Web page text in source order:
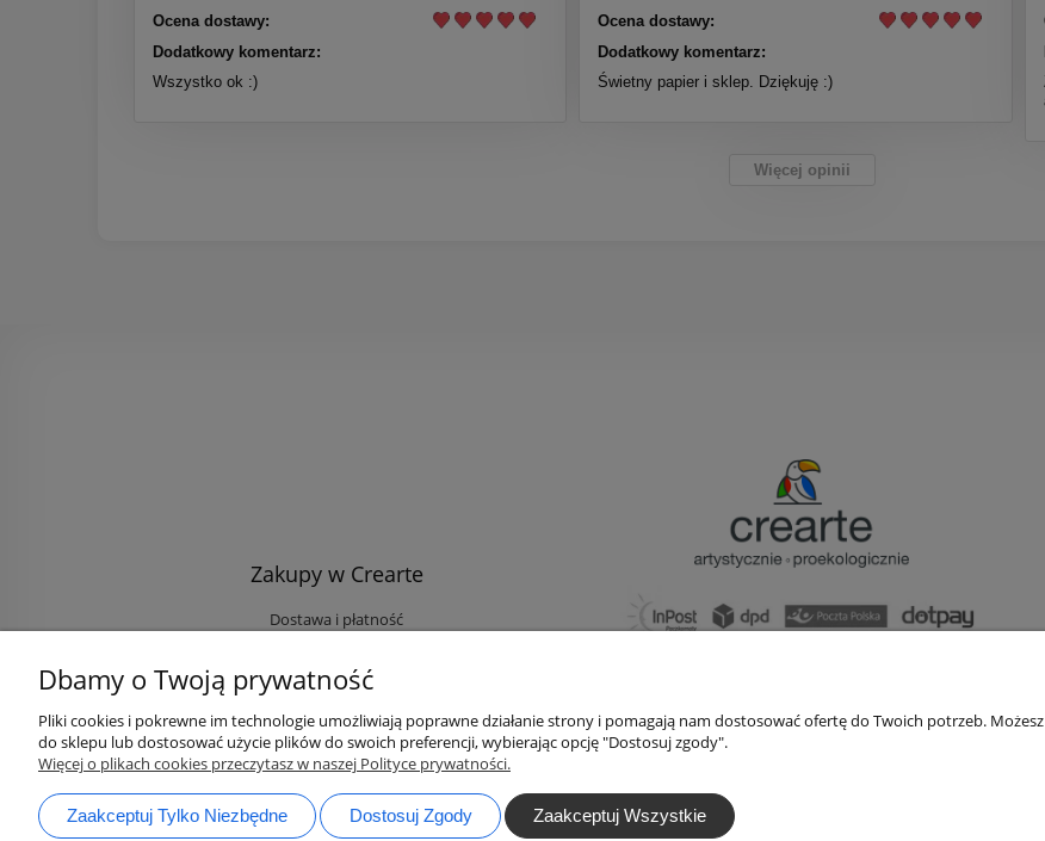
Ocena dostawy:
Dodatkowy komentarz:
Wszystko ok :)
Ocena dostawy:
Dodatkowy komentarz:
Świetny papier i sklep. Dziękuję :)
Więcej opinii
Zakupy w Crearte
Dostawa i płatność
Rabaty i Zniżki
Opinie klientów
Zaloguj się na Twoje konto
tel.:733 012 789
Dbamy o Twoją prywatność
Pliki cookies i pokrewne im technologie umożliwiają poprawne działanie strony i pomagają nam dostosować ofertę do Twoich potrzeb.
do sklepu lub dostosować użycie plików do swoich preferencji, wybierając opcję "Dostosuj zgody".
Więcej o plikach cookies przeczytasz w naszej Polityce prywatności.
Zaakceptuj Tylko Niezbędne Dostosuj Zgody Zaakceptuj Wszystkie